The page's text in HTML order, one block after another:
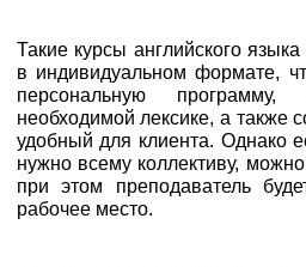
Такие курсы английского
в индивидуальном формате,
персональную
необходимой лексике, а также
удобный для клиента. Однако
нужно всему коллективу,
при этом преподаватель
рабочее место.